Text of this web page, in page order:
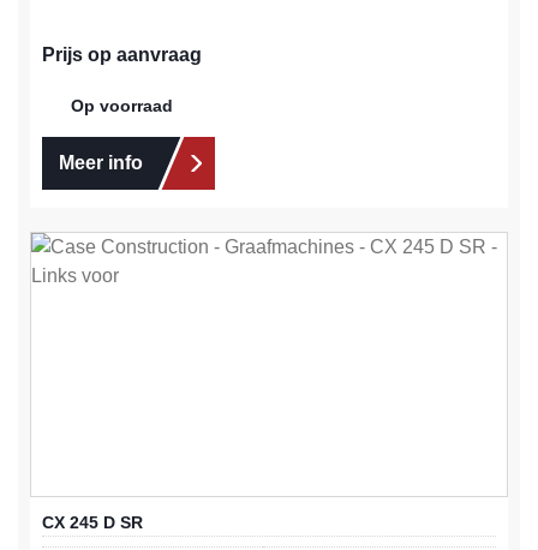
Prijs op aanvraag
Op voorraad
Meer info
CX 245 D SR